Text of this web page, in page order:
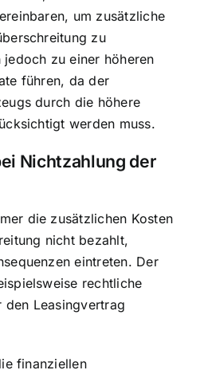
um zusätzliche
zu
zu einer höheren
führen, da der
durch die höhere
werden muss.
Nichtzahlung der
die zusätzlichen Kosten
nicht bezahlt,
eintreten. Der
rechtliche
den Leasingvertrag
finanziellen